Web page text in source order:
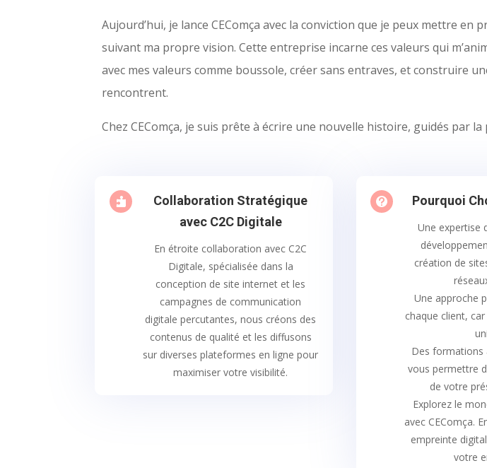
Aujourd’hui, je lance CEComça avec la conviction que je peux mettre
suivant ma propre vision. Cette entreprise incarne ces valeurs qui
avec mes valeurs comme boussole, créer sans entraves, et construire
rencontrent.
Chez CEComça, je suis prête à écrire une nouvelle histoire, guidés par

Collaboration Stratégique
avec C2C Digitale
En étroite collaboration avec C2C
Digitale, spécialisée dans la
conception de site internet et les
campagnes de communication
digitale percutantes, nous créons des
contenus de qualité et les diffusons
sur diverses plateformes en ligne pour
maximiser votre visibilité.
 Pourquoi
Une expertise
création de
Une approche
chaque client,
Des formations
vous permettre
de votre
Explorez le
avec CEComça.
empreinte
votre